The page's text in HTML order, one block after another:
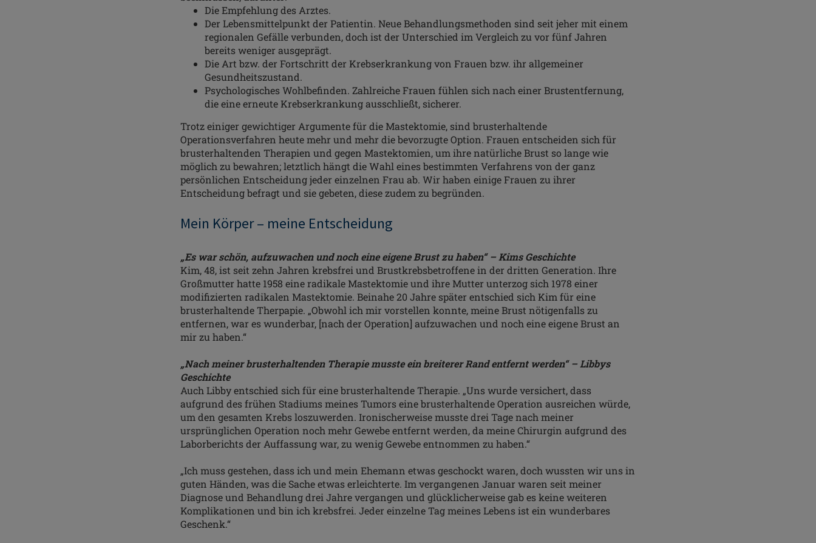
Die Empfehlung des Arztes.
Der Lebensmittelpunkt der Patientin. Neue Behandlungsmethoden sind seit jeher mit einem
regionalen Gefälle verbunden, doch ist der Unterschied im Vergleich zu vor fünf Jahren
bereits weniger ausgeprägt.
Die Art bzw. der Fortschritt der Krebserkrankung von Frauen bzw. ihr allgemeiner
Gesundheitszustand.
Psychologisches Wohlbefinden. Zahlreiche Frauen fühlen sich nach einer Brustentfernung,
die eine erneute Krebserkrankung ausschließt, sicherer.
Trotz einiger gewichtiger Argumente für die Mastektomie, sind brusterhaltende
Operationsverfahren heute mehr und mehr die bevorzugte Option. Frauen entscheiden sich für
brusterhaltenden Therapien und gegen Mastektomien, um ihre natürliche Brust so lange wie
möglich zu bewahren; letztlich hängt die Wahl eines bestimmten Verfahrens von der ganz
persönlichen Entscheidung jeder einzelnen Frau ab. Wir haben einige Frauen zu ihrer
Entscheidung befragt und sie gebeten, diese zudem zu begründen.
Mein Körper – meine Entscheidung
„Es war schön, aufzuwachen und noch eine eigene Brust zu haben“ – Kims Geschichte
Kim, 48, ist seit zehn Jahren krebsfrei und Brustkrebsbetroffene in der dritten Generation. Ihre
Großmutter hatte 1958 eine radikale Mastektomie und ihre Mutter unterzog sich 1978 einer
modifizierten radikalen Mastektomie. Beinahe 20 Jahre später entschied sich Kim für eine
brusterhaltende Therpapie. „Obwohl ich mir vorstellen konnte, meine Brust nötigenfalls zu
entfernen, war es wunderbar, [nach der Operation] aufzuwachen und noch eine eigene Brust an
mir zu haben.“
„Nach meinerbrusterhaltenden Therapiemusste ein breiterer Rand entfernt werden“ – Libbys
Geschichte
Auch Libby entschied sich für eine brusterhaltende Therapie. „Uns wurde versichert, dass
aufgrund des frühen Stadiums meines Tumors eine brusterhaltende Operation ausreichen würde,
um den gesamten Krebs loszuwerden. Ironischerweise musste drei Tage nach meiner
ursprünglichen Operation noch mehr Gewebe entfernt werden, da meine Chirurgin aufgrund des
Laborberichts der Auffassung war, zu wenig Gewebe entnommen zu haben.“
„Ich muss gestehen, dass ich und mein Ehemann etwas geschockt waren, doch wussten wir uns in
guten Händen, was die Sache etwas erleichterte. Im vergangenen Januar waren seit meiner
Diagnose und Behandlung drei Jahre vergangen und glücklicherweise gab es keine weiteren
Komplikationen und bin ich krebsfrei. Jeder einzelne Tag meines Lebens ist ein wunderbares
Geschenk.“